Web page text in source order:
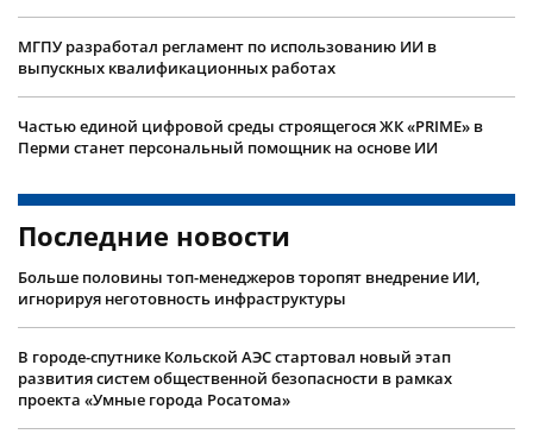
МГПУ разработал регламент по использованию ИИ в
выпускных квалификационных работах
Частью единой цифровой среды строящегося ЖК «PRIME» в
Перми станет персональный помощник на основе ИИ
Последние новости
Больше половины топ-менеджеров торопят внедрение ИИ,
игнорируя неготовность инфраструктуры
В городе-спутнике Кольской АЭС стартовал новый этап
развития систем общественной безопасности в рамках
проекта «Умные города Росатома»